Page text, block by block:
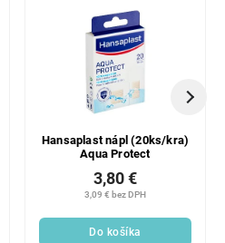
Hansaplast nápl (20ks/kra)
Aqua Protect
3,09 € bez DPH
3,80 €
Do košíka